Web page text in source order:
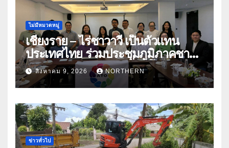
ไม่มีหมวดหมู่
เชียงราย – ไร่ชาวาวี เป็นตัวแทน
ประเทศไทย ร่วมประชุมภูมิภาคชา
อาเซียน ATO 2026 ที่อินโดนีเซีย
หารืออนาคตอุตสาหกรรมชา
ท่ามกลางความท้าทายโลก
สิงหาคม 9, 2026 NORTHERN
ข่าวทั่วไป